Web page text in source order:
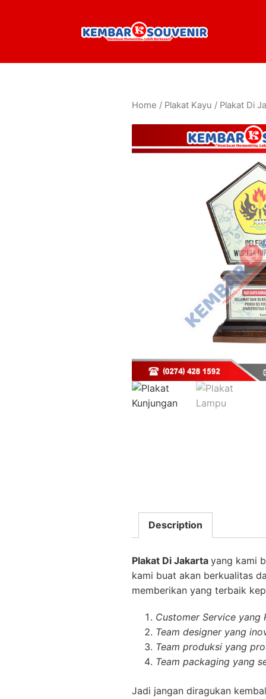
Home / Plakat Kayu / Plakat Di
Description
Plakat Di Jakarta yang kami
kami buat akan berkualitas
memberikan yang terbaik
Customer Service yang
Team designer yang
Team produksi yang
Team packaging yang
Jadi jangan diragukan